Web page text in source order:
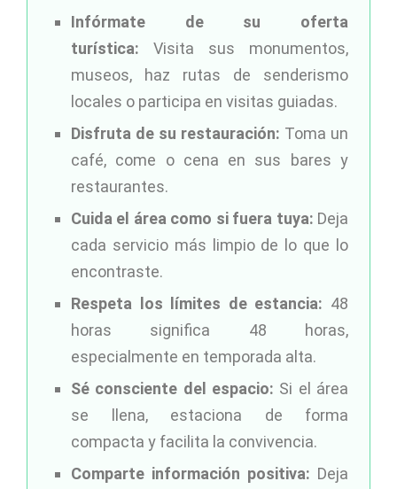
Infórmate de su oferta
turística: Visita sus monumentos,
museos, haz rutas de senderismo
locales o participa en visitas guiadas.
Disfruta de su restauración: Toma un
café, come o cena en sus bares y
restaurantes.
Cuida el área como si fuera tuya: Deja
cada servicio más limpio de lo que lo
encontraste.
Respeta los límites de estancia: 48
horas significa 48 horas,
especialmente en temporada alta.
Sé consciente del espacio: Si el área
se llena, estaciona de forma
compacta y facilita la convivencia.
Comparte información positiva: Deja